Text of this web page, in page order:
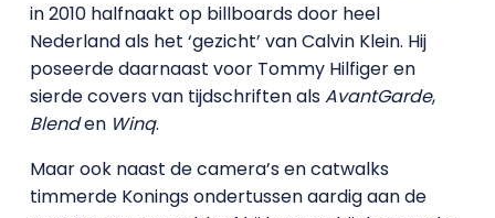
in 2010 halfnaakt op billboards door heel
Nederland als het ‘gezicht’ van Calvin Klein. Hij
poseerde daarnaast voor Tommy Hilfiger en
sierde covers van tijdschriften alsAvantGarde,
Blenden Winq.
Maar ook naast de camera’s en catwalks
timmerde Konings ondertussen aardig aan de